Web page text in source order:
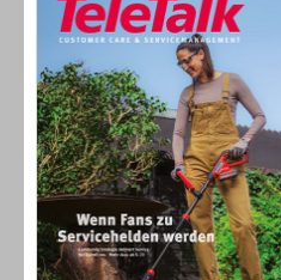
TK- und ACD-Systeme